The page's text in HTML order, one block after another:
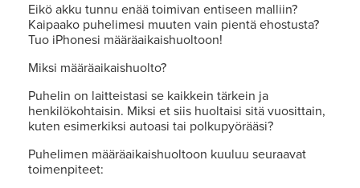
Eikö akku tunnu enää toimivan entiseen malliin?
Kaipaako puhelimesi muuten vain pientä ehostusta?
Tuo iPhonesi määräaikaishuoltoon!
Miksi määräaikaishuolto?
Puhelin on laitteistasi se kaikkein tärkein ja
henkilökohtaisin. Miksi et siis huoltaisi sitä vuosittain,
kuten esimerkiksi autoasi tai polkupyörääsi?
Puhelimen määräaikaishuoltoon kuuluu seuraavat
toimenpiteet: